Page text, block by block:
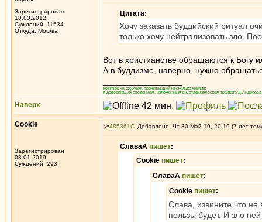
Зарегистрирован:
18.03.2012
Суждений: 11534
Откуда: Москва
Цитата:
Хочу заказать буддийский ритуал
только хочу нейтрализовать зло.
Вот в христианстве обращаются к Богу
А в буддизме, наверно, нужно
новичок на форуме, прочитавший несколько книжек
и доверяющий сведениям, изложенным в метафизическом трактате
Наверх
Cookie
Зарегистрирован:
08.01.2019
Суждений: 293
№485361 Добавлено: Чт 30 Май 19, 20:19 (7 лет
СлаваА пишет:
Cookie пишет:
СлаваА пишет:
Cookie пишет:
Слава, извините что
пользы будет. И зло